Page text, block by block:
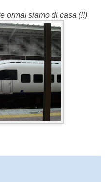
ormai siamo di casa (!!)